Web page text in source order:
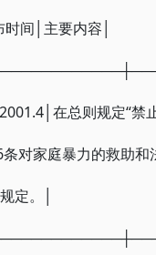
间│主要内容│
在总则规定“禁
对家庭暴力的救助和
定。│